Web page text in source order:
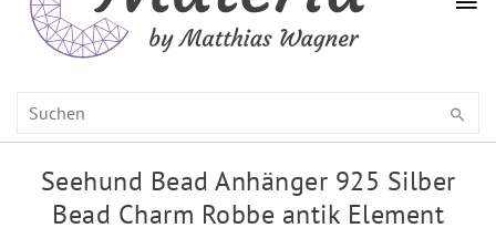
Seehund Bead Anhänger 925 Silber
Bead Charm Robbe antik Element